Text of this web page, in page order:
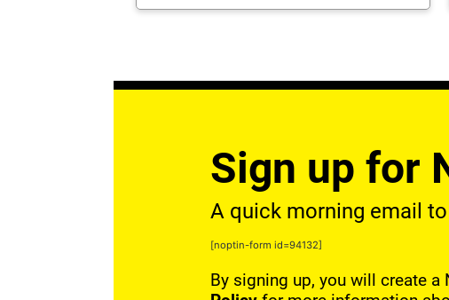
Sign up for
A quick morning email
[noptin-form id=94132]
By signing up, you will create a